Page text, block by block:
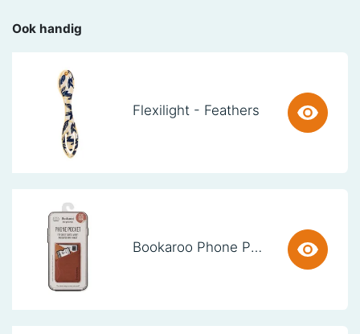
Ook handig
Flexilight - Feathers
Bookaroo Phone Pocket - Brown